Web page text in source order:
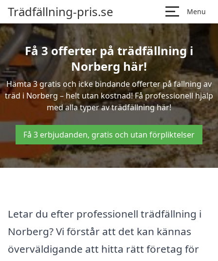
Trädfällning-pris.se Menu
Få 3 offerter på trädfällning i
Norberg här!
Hämta 3 gratis och icke bindande offerter på fällning av
träd i Norberg – helt utan kostnad! Få professionell hjälp
med alla typer av trädfällning här!
Få 3 erbjudanden, gratis och utan förpliktelser
Letar du efter professionell trädfällning i
Norberg? Vi förstår att det kan kännas
överväldigande att hitta rätt företag för